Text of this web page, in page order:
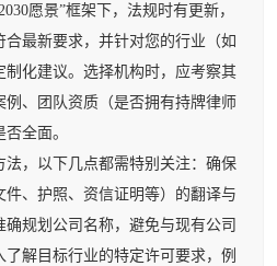
愿景”框架下，法规时有更新，
最新要求，并针对您的行业（如
化建议。选择机构时，应考察其
、团队资质（是否拥有持牌律师
全面。
，以下几点都需特别关注：确保
、护照、资信证明等）的翻译与
规划公司名称，避免与现有公司
解目标行业的特定许可要求，例